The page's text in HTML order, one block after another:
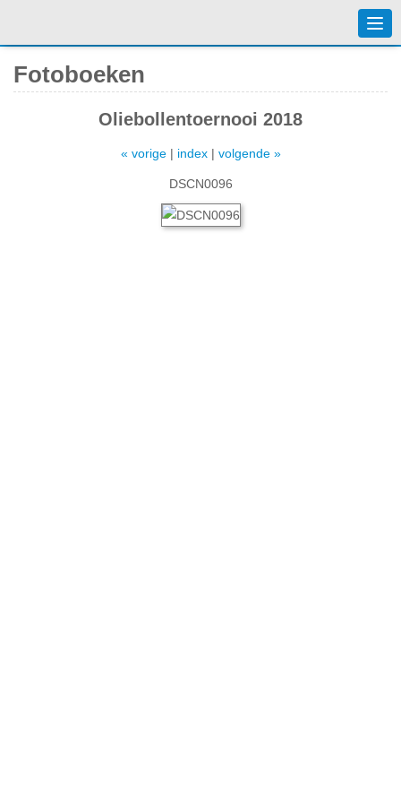
Fotoboeken
Oliebollentoernooi 2018
« vorige| index| volgende »
DSCN0096